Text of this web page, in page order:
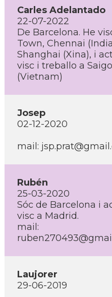
Carles Adelantado
22-07-2022
De Barcelona. He
Town, Chennai
Shanghai (Xina), i
visc i treballo a
(Vietnam)
Josep
02-12-2020
mail:
Rubén
25-03-2020
Sóc de Barcelona i
visc a Madrid.
mail:
Laujorer
29-06-2019